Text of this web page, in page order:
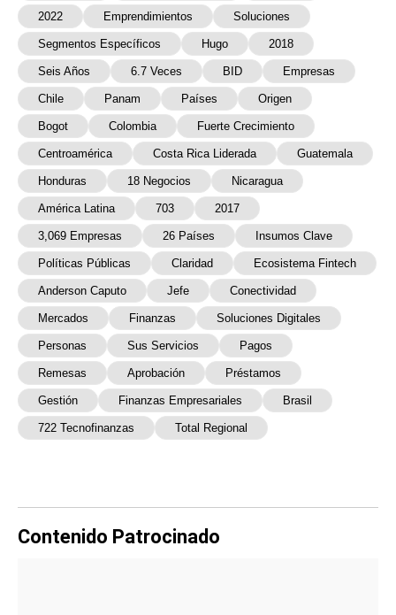
2022 Emprendimientos Soluciones
Segmentos Específicos Hugo 2018
Seis Años 6.7 Veces BID Empresas
Chile Panam Países Origen
Bogot Colombia Fuerte Crecimiento
Centroamérica Costa Rica Liderada Guatemala
Honduras 18 Negocios Nicaragua
América Latina 703 2017
3,069 Empresas 26 Países Insumos Clave
Políticas Públicas Claridad Ecosistema Fintech
Anderson Caputo Jefe Conectividad
Mercados Finanzas Soluciones Digitales
Personas Sus Servicios Pagos
Remesas Aprobación Préstamos
Gestión Finanzas Empresariales Brasil
722 Tecnofinanzas Total Regional
Contenido Patrocinado